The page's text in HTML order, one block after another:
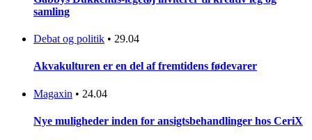
samling
Debat og politik • 29.04
Akvakulturen er en del af fremtidens fødevarer
Magaxin • 24.04
Nye muligheder inden for ansigtsbehandlinger hos CeriX